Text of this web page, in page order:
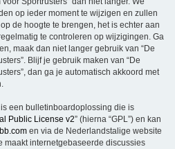
op ieder moment te wijzigen en zullen
de hoogte te brengen, het is echter aan
te controleren op wijzigingen. Ga
maak dan niet langer gebruik van “De
Blijf je gebruik maken van “De
dan ga je automatisch akkoord met
een bulletinboardoplossing die is
Public License v2” (hierna “GPL”) en kan
en via de Nederlandstalige website
maakt internetgebaseerde discussies